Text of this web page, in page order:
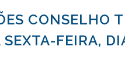
CONSELHO
SEXTA-FEIRA,